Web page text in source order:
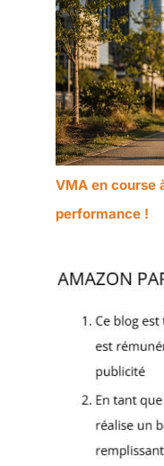
VMA en course
performance !